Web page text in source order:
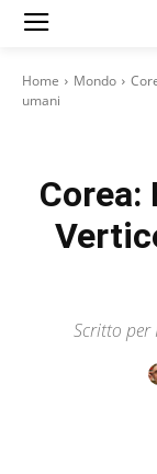
Home Mondo
umani
Corea:
Scritto